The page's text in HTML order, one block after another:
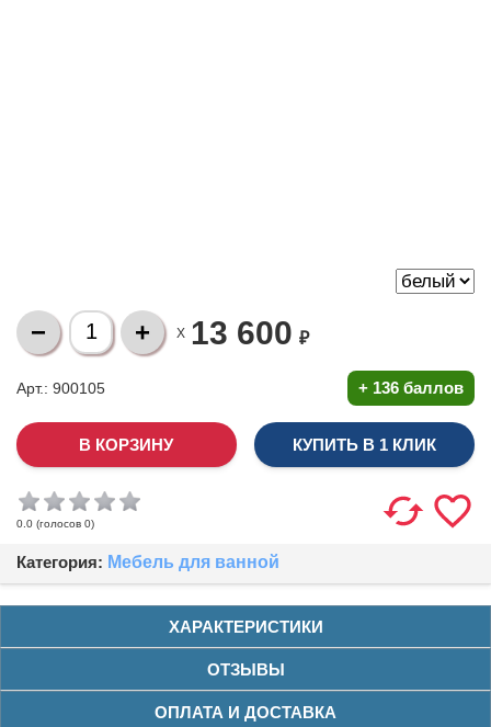
X 13 600 ₽
Арт.: 900105 + 136 баллов
КУПИТЬ В 1 КЛИК
0.0 (голосов 0)
Категория: Мебель для ванной
ХАРАКТЕРИСТИКИ
ОТЗЫВЫ
ОПЛАТА И ДОСТАВКА